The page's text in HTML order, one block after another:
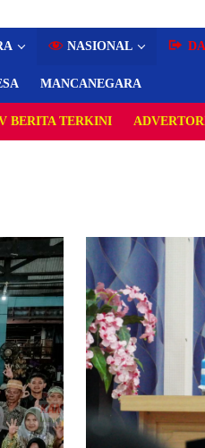
NASIONAL
MANCANEGARA
BERITA TERKINI